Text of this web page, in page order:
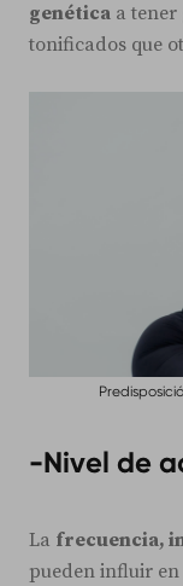
genética a tener
tonificados que
-Nivel de
La frecuencia,
pueden influir